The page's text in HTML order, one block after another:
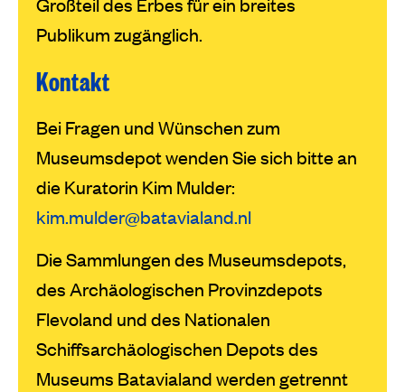
Publikum zugänglich.
Kontakt
Bei Fragen und Wünschen zum
Museumsdepot wenden Sie sich bitte an
die Kuratorin Kim Mulder:
kim.mulder@batavialand.nl
Die Sammlungen des Museumsdepots,
des Archäologischen Provinzdepots
Flevoland und des Nationalen
Schiffsarchäologischen Depots des
Museums Batavialand werden getrennt